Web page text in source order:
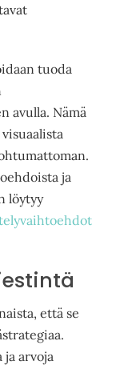
tuoda
avulla. Nämä
ja
löytyy
että se
arvoja